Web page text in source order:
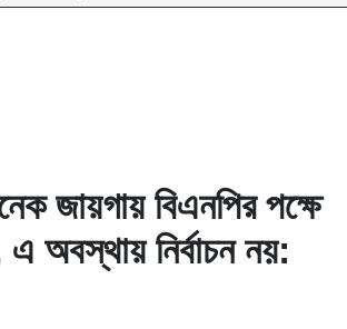
জায়গায় বিএনপির পক্ষে
অবস্থায় নির্বাচন নয়: